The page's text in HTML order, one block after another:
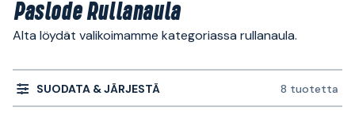
Paslode Rullanaula
Alta löydät valikoimamme kategoriassa rullanaula.
SUODATA & JÄRJESTÄ 8 tuotetta